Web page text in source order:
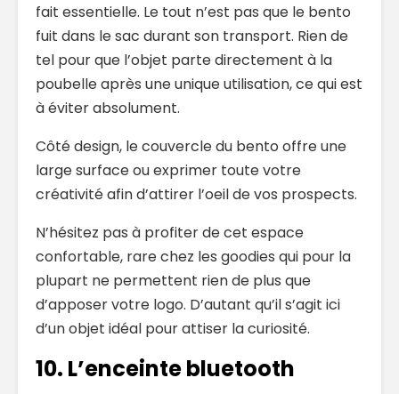
fait essentielle. Le tout n’est pas que le bento
fuit dans le sac durant son transport. Rien de
tel pour que l’objet parte directement à la
poubelle après une unique utilisation, ce qui est
à éviter absolument.
Côté design, le couvercle du bento offre une
large surface ou exprimer toute votre
créativité afin d’attirer l’oeil de vos prospects.
N’hésitez pas à profiter de cet espace
confortable, rare chez les goodies qui pour la
plupart ne permettent rien de plus que
d’apposer votre logo. D’autant qu’il s’agit ici
d’un objet idéal pour attiser la curiosité.
10. L’enceinte bluetooth